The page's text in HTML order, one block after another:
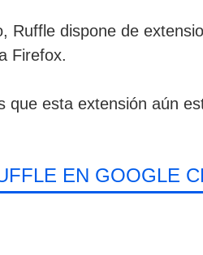
Ruffle dispone de
Firefox.
que esta extensión aún
EN GOOGLE